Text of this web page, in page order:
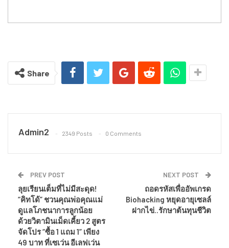
Share
Admin2 2349 Posts 0 Comments
PREV POST
ลุยเรียนเต็มที่ไม่มีสะดุด!
“คิทโด้” ชวนคุณพ่อคุณแม่
ดูแลโภชนาการลูกน้อย
ด้วยวิตามินเม็ดเคี้ยว 2 สูตร
จัดโปร “ซื้อ 1 แถม 1” เพียง
49 บาท ที่เซเว่น อีเลฟเว่น
NEXT POST
ถอดรหัสเพื่ออัพเกรด
Biohacking หยุดอายุเซลล์
ฝากไข่..รักษาต้นทุนชีวิต